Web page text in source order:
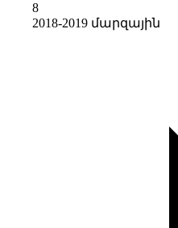
8
2018-2019 մարզային